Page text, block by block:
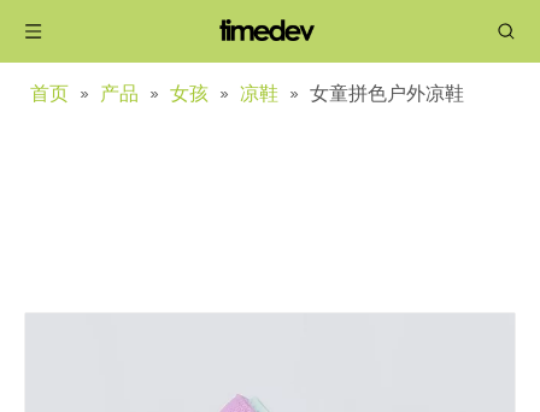
首页 » 产品 » 女孩 » 凉鞋 » 女童拼色户外凉鞋